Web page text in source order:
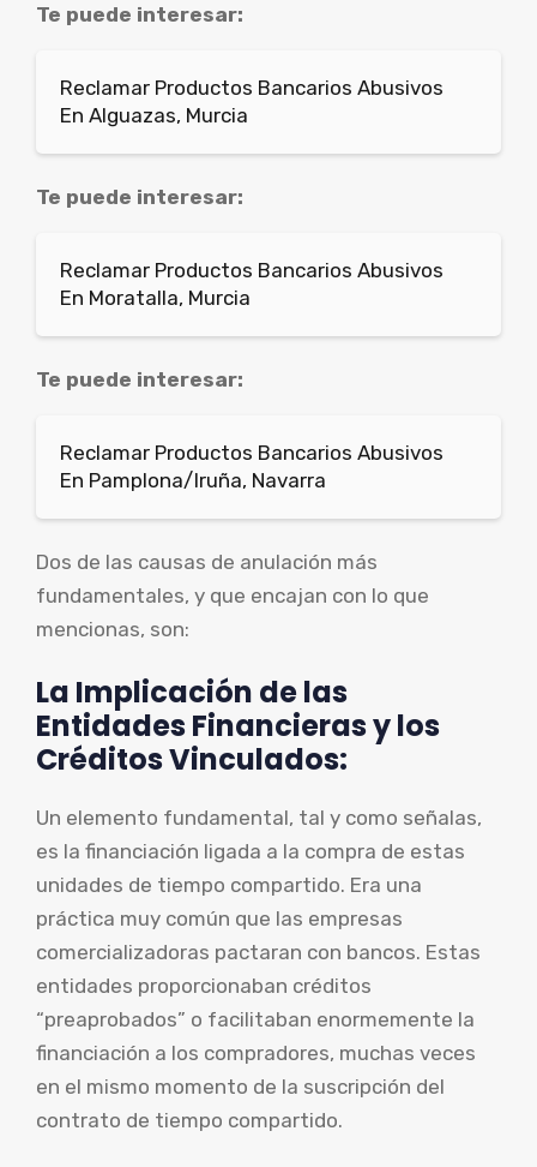
Te puede interesar:
Reclamar Productos Bancarios Abusivos
En Alguazas, Murcia
Te puede interesar:
Reclamar Productos Bancarios Abusivos
En Moratalla, Murcia
Te puede interesar:
Reclamar Productos Bancarios Abusivos
En Pamplona/Iruña, Navarra
Dos de las causas de anulación más
fundamentales, y que encajan con lo que
mencionas, son:
La Implicación de las
Entidades Financieras y los
Créditos Vinculados:
Un elemento fundamental, tal y como señalas,
es la financiación ligada a la compra de estas
unidades de tiempo compartido. Era una
práctica muy común que las empresas
comercializadoras pactaran con bancos. Estas
entidades proporcionaban créditos
“preaprobados” o facilitaban enormemente la
financiación a los compradores, muchas veces
en el mismo momento de la suscripción del
contrato de tiempo compartido.